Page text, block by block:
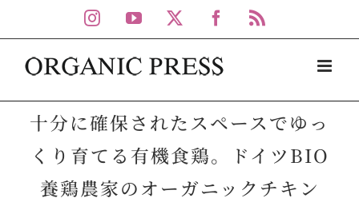
to
content
Instagram
YouTube Facebook
十分に確保されたスペースでゆっ
くり育てる有機食鶏。ドイツBIO
養鶏農家のオーガニックチキン